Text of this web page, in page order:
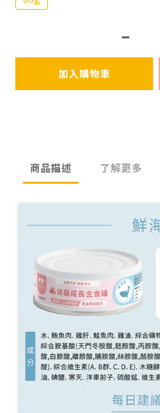
加入購物車
商品描述 了解更多